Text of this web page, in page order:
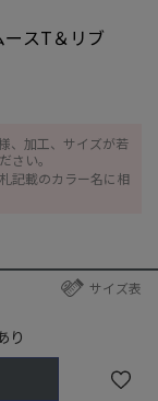
ースT＆リブ
、加工、サイズが若
さい。
記載のカラー名に相
サイズ表
り